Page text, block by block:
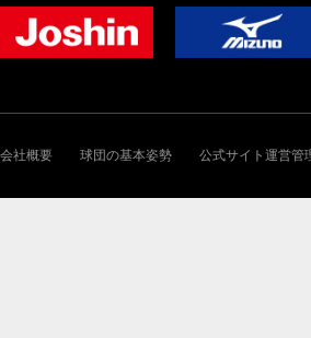
会社概要 球団の基本姿勢 公式サイト運営管